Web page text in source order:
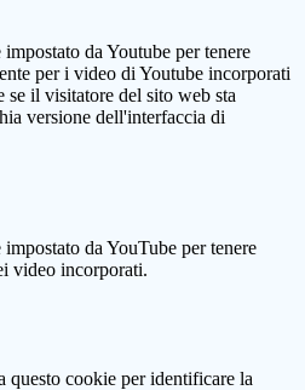
da Youtube per tenere
per i video di Youtube incorporati
se il visitatore del sito web sta
versione dell'interfaccia di
da YouTube per tenere
video incorporati.
questo cookie per identificare la